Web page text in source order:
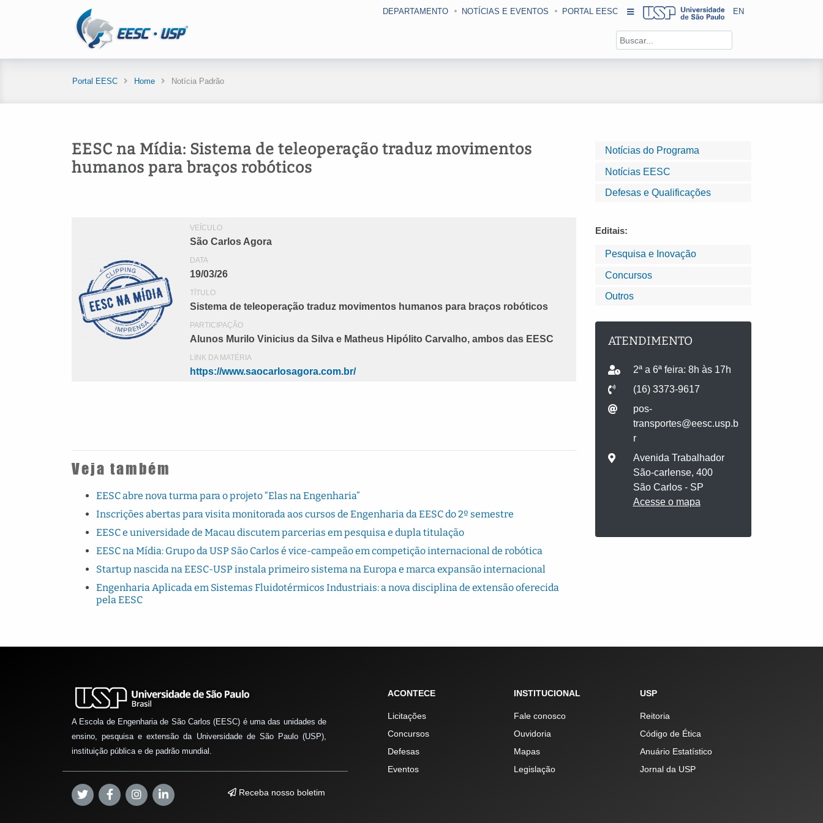
DEPARTAMENTO NOTÍCIAS E EVENTOS PORTAL EESC EN
Portal EESC Home Notícia Padrão
Notícias do Programa
Notícias EESC
Defesas e Qualificações
Editais:
Pesquisa e Inovação
Concursos
Outros
ATENDIMENTO
2ª a 6ª feira: 8h às 17h
(16) 3373-9617
pos-
transportes@eesc.usp.b
r
Avenida Trabalhador
São-carlense, 400
São Carlos - SP
Acesse o mapa
EESC na Mídia: Sistema de teleoperação traduz movimentos
humanos para braços robóticos
VEÍCULO
São Carlos Agora
DATA
19/03/26
TÍTULO
Sistema de teleoperação traduz movimentos humanos para braços robóticos
PARTICIPAÇÃO
Alunos Murilo Vinicius da Silva e Matheus Hipólito Carvalho, ambos das EESC
LINK DA MATÉRIA
https://www.saocarlosagora.com.br/
Veja também
EESC abre nova turma para o projeto “Elas na Engenharia”
Inscrições abertas para visita monitorada aos cursos de Engenharia da EESC do 2º semestre
EESC e universidade de Macau discutem parcerias em pesquisa e dupla titulação
EESC na Mídia: Grupo da USP São Carlos é vice-campeão em competição internacional de robótica
Startup nascida na EESC-USP instala primeiro sistema na Europa e marca expansão internacional
Engenharia Aplicada em Sistemas Fluidotérmicos Industriais: a nova disciplina de extensão oferecida
pela EESC
A Escola de Engenharia de São Carlos (EESC) é uma das unidades de
ensino, pesquisa e extensão da Universidade de São Paulo (USP),
instituição pública e de padrão mundial.
Receba nosso boletim
ACONTECE
Licitações
Concursos
Defesas
Eventos
INSTITUCIONAL
Fale conosco
Ouvidoria
Mapas
Legislação
USP
Reitoria
Código de Ética
Anuário Estatístico
Jornal da USP